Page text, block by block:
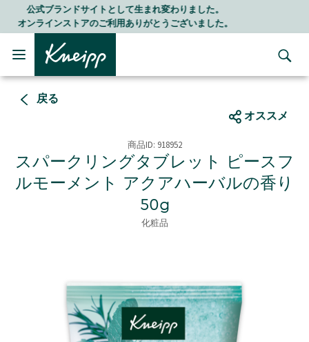
Skip to main content
Skip to footer contentLINE公式アカウントはこちら＞＞
随時最新情報をお届けします
戻る
オススメ
商品ID: 918952
スパークリングタブレット ピースフ
ルモーメント アクアハーバルの香り
50g
化粧品